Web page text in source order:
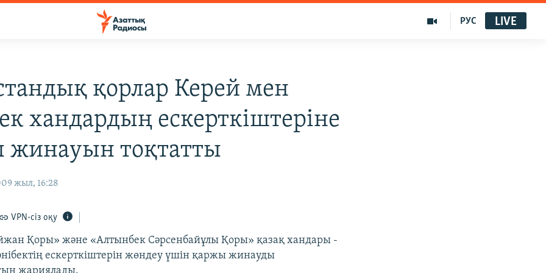
РУС LIVE
қорлар Керей мен
хандардың ескерткіштеріне
жинауын тоқтатты
жыл, 16:28
VPN-сіз оқу
Қоры» және «Алтынбек Сәрсенбайұлы Қоры» қазақ хандары -
ескерткіштерін жөндеу үшін қаржы жинауды